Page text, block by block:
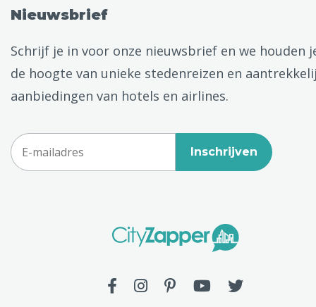
Nieuwsbrief
Schrijf je in voor onze nieuwsbrief en we houden
de hoogte van unieke stedenreizen en
aanbiedingen van hotels en airlines.
Inschrijven